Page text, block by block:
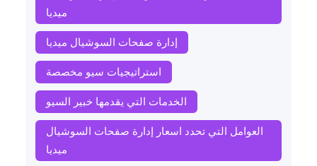
ميديا
إدارة صفحات السوشيال ميديا
استراتيجيات سيو مخصصة
الخدمات التي يقدمها خبير السيو
العوامل التي تحدد اسعار إدارة صفحات السوشيال
ميديا